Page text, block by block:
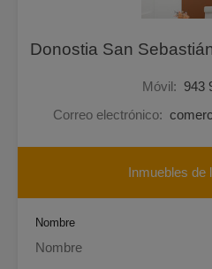
Donostia San
Móvil: 943
Correo electrónico:
Inmuebles de
Nombre